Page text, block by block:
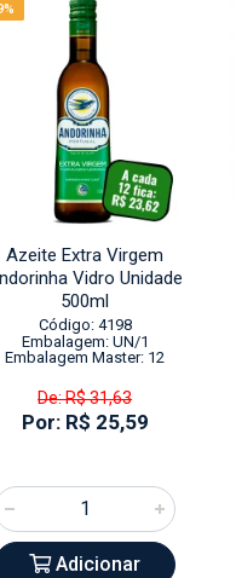
Azeite Extra Virgem
Vidro Unidade
500ml
Código: 4198
Embalagem: UN/1
Embalagem Master: 12
De: R$ 31,63
Por: R$ 25,59
Adicionar